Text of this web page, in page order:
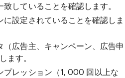
していることを確認します。
設定されていることを確認しま
広告主、キャンペーン、広告申
ます。
プレッション（1, 000 回以上な